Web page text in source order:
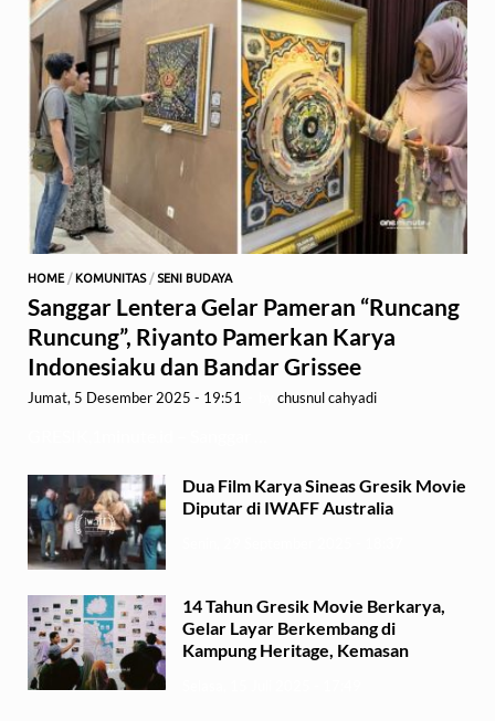
HOME / KOMUNITAS/ SENI BUDAYA
Sanggar Lentera Gelar Pameran “Runcang
Runcung”, Riyanto Pamerkan Karya
Indonesiaku dan Bandar Grissee
Jumat, 5 Desember 2025 - 19:51 chusnul cahyadi
Dua Film Karya Sineas Gresik Movie
Diputar di IWAFF Australia
14 Tahun Gresik Movie Berkarya,
Gelar Layar Berkembang di
Kampung Heritage, Kemasan